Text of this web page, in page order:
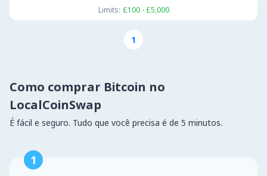
Limits: £100 - £5,000
1
Como comprar Bitcoin no
LocalCoinSwap
É fácil e seguro. Tudo que você precisa é de 5 minutos.
1